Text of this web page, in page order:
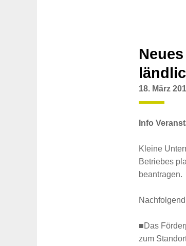
18. März
Info
Kleine
Betriebes
beantragen.
■Das
zum